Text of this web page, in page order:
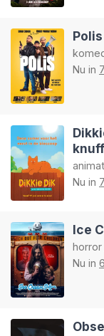
Nu in
Nu in
Ice
horror
Nu in